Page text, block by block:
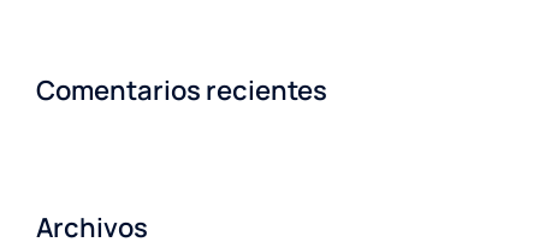
Comentarios recientes
Archivos